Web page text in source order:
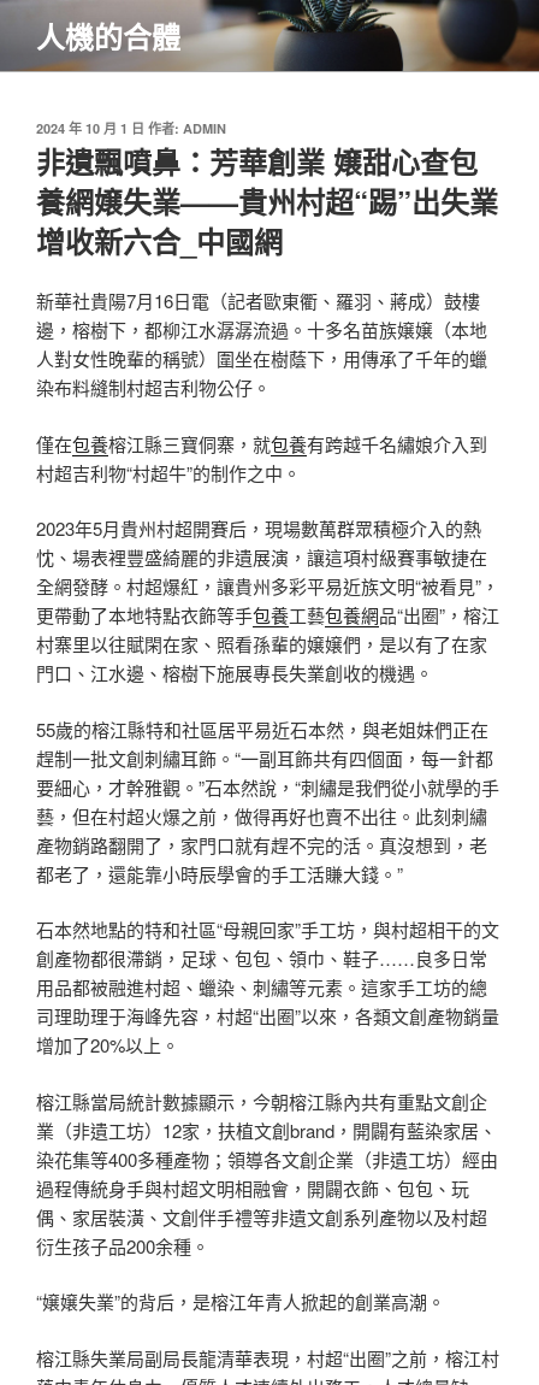
主
人機的合體
發
佈
於
2024 年 10 月 1 日 作者: ADMIN
非遺飄噴鼻：芳華創業 嬢甜心查包
養網嬢失業——貴州村超“踢”出失業
增收新六合_中國網
新華社貴陽7月16日電（記者歐東衢、羅羽、蔣成）鼓樓
邊，榕樹下，都柳江水潺潺流過。十多名苗族嬢嬢（本地
人對女性晚輩的稱號）圍坐在樹蔭下，用傳承了千年的蠟
染布料縫制村超吉利物公仔。
僅在包養榕江縣三寶侗寨，就包養有跨越千名繡娘介入到
村超吉利物“村超牛”的制作之中。
2023年5月貴州村超開賽后，現場數萬群眾積極介入的熱
忱、場表裡豐盛綺麗的非遺展演，讓這項村級賽事敏捷在
全網發酵。村超爆紅，讓貴州多彩平易近族文明“被看見”，
更帶動了本地特點衣飾等手包養工藝包養網品“出圈”，榕江
村寨里以往賦閑在家、照看孫輩的嬢嬢們，是以有了在家
門口、江水邊、榕樹下施展專長失業創收的機遇。
55歲的榕江縣特和社區居平易近石本然，與老姐妹們正在
趕制一批文創刺繡耳飾。“一副耳飾共有四個面，每一針都
要細心，才幹雅觀。”石本然說，“刺繡是我們從小就學的手
藝，但在村超火爆之前，做得再好也賣不出往。此刻刺繡
產物銷路翻開了，家門口就有趕不完的活。真沒想到，老
都老了，還能靠小時辰學會的手工活賺大錢。”
石本然地點的特和社區“母親回家”手工坊，與村超相干的文
創產物都很滯銷，足球、包包、領巾、鞋子……良多日常
用品都被融進村超、蠟染、刺繡等元素。這家手工坊的總
司理助理于海峰先容，村超“出圈”以來，各類文創產物銷量
增加了20%以上。
榕江縣當局統計數據顯示，今朝榕江縣內共有重點文創企
業（非遺工坊）12家，扶植文創brand，開闢有藍染家居、
染花集等400多種產物；領導各文創企業（非遺工坊）經由
過程傳統身手與村超文明相融會，開闢衣飾、包包、玩
偶、家居裝潢、文創伴手禮等非遺文創系列產物以及村超
衍生孩子品200余種。
“嬢嬢失業”的背后，是榕江年青人掀起的創業高潮。
榕江縣失業局副局長龍清華表現，村超“出圈”之前，榕江村